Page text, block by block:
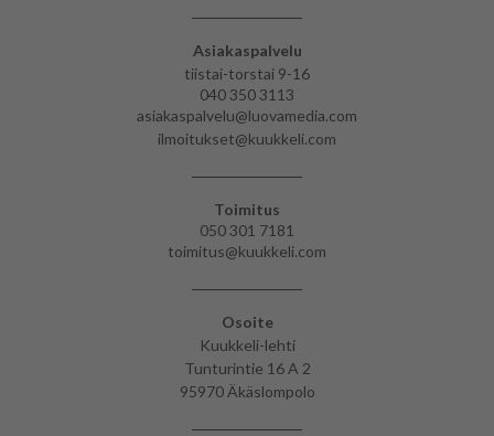
Asiakaspalvelu
tiistai-torstai 9-16
040 350 3113
asiakaspalvelu@luovamedia.com
ilmoitukset@kuukkeli.com
Toimitus
050 301 7181
toimitus@kuukkeli.com
Osoite
Kuukkeli-lehti
Tunturintie 16 A 2
95970 Äkäslompolo